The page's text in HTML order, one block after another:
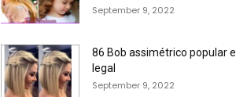
September 9, 2022
86 Bob assimétrico popular e
legal
September 9, 2022